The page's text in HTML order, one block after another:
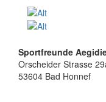
Sportfreunde
Orscheider Strasse
53604 Bad Honnef